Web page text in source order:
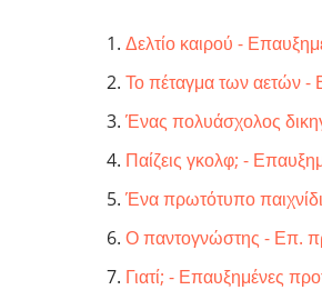
Δελτίο καιρού -
Το πέταγμα των αετών -
Ένας πολυάσχολος
Παίζεις γκολφ; -
Ένα πρωτότυπο
Ο παντογνώστης - Επ.
Γιατί; - Επαυξημένες